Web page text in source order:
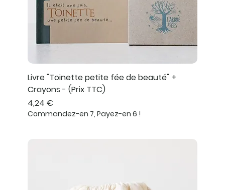
Livre "Toinette petite fée de beauté" +
Crayons - (Prix TTC)
Prix
4,24 €
Commandez-en 7, Payez-en 6 !